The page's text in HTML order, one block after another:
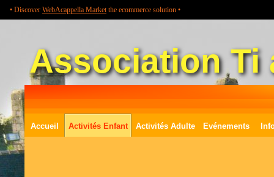
• Discover WebAcappella Marketthe ecommerce solution •
Evénements
Activités Adulte
Activités Enfant
Accueil
Association Ti